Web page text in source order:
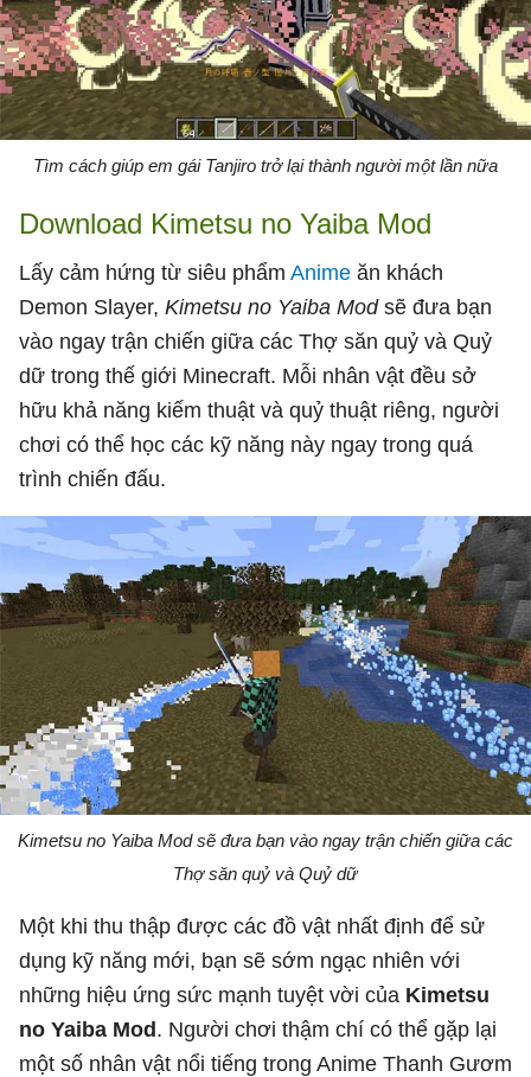
Tìm cách giúp em gái Tanjiro trở lại thành người một lần nữa
Download Kimetsu no Yaiba Mod
Lấy cảm hứng từ siêu phẩm Anime ăn khách
Demon Slayer, Kimetsu no Yaiba Modsẽ đưa bạn
vào ngay trận chiến giữa các Thợ săn quỷ và Quỷ
dữ trong thế giới Minecraft. Mỗi nhân vật đều sở
hữu khả năng kiếm thuật và quỷ thuật riêng, người
chơi có thể học các kỹ năng này ngay trong quá
trình chiến đấu.
Kimetsu no Yaiba Mod sẽ đưa bạn vào ngay trận chiến giữa các
Thợ săn quỷ và Quỷ dữ
Một khi thu thập được các đồ vật nhất định để sử
dụng kỹ năng mới, bạn sẽ sớm ngạc nhiên với
những hiệu ứng sức mạnh tuyệt vời của Kimetsu
no Yaiba Mod. Người chơi thậm chí có thể gặp lại
một số nhân vật nổi tiếng trong Anime Thanh Gươm